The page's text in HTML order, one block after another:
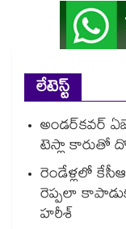
లేటెస్ట్
అండర్‌కవర్
టెస్లా కారుతో
రెండేళ్లలో
రెప్పలా
హరీశ్